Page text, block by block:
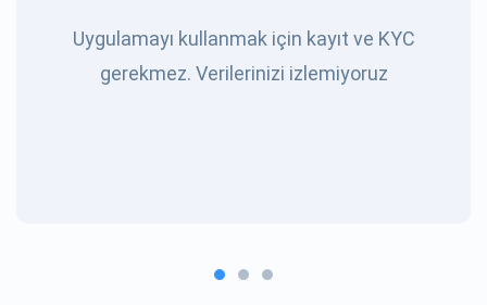
Uygulamayı kullanmak için kayıt ve KYC
gerekmez. Verilerinizi izlemiyoruz